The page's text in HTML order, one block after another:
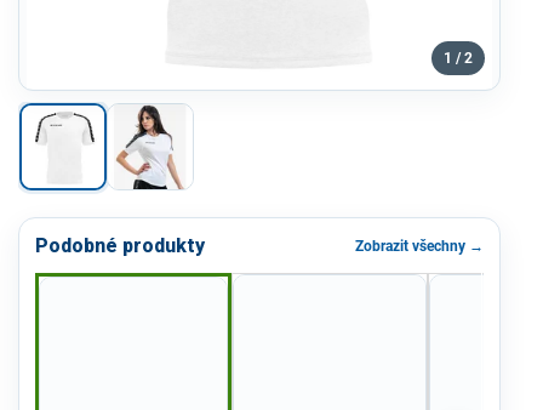
1 / 2
Podobné produkty Zobrazit všechny →